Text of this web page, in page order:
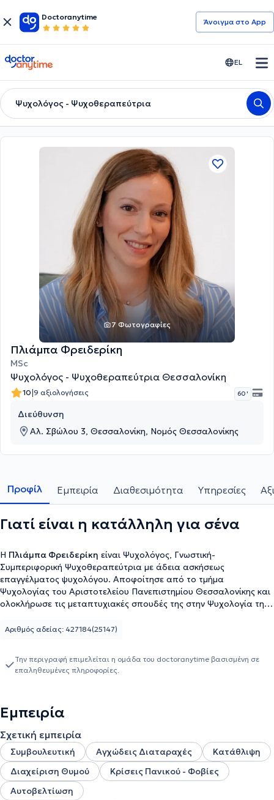
Doctoranytime
Άνοιγμα στο App
doctoranytime EL
Ψυχολόγος - Ψυχοθεραπεύτρια
7 Φωτογραφίες
Πλιάμπα Φρειδερίκη
MSc
Ψυχολόγος - Ψυχοθεραπεύτρια Θεσσαλονίκη
10|9 αξιολογήσεις 60 '
Διεύθυνση
Αλ. Σβώλου 3, Θεσσαλονίκη, Νομός Θεσσαλονίκης
Προφίλ Εμπειρία Διαθεσιμότητα Υπηρεσίες
Γιατί είναι η κατάλληλη για σένα
H Πλιάμπα Φρειδερίκη είναι Ψυχολόγος, Γνωστική-
Συμπεριφορική Ψυχοθεραπεύτρια με άδεια ασκήσεως
επαγγέλματος ψυχολόγου. Αποφοίτησε από το τμήμα
Ψυχολογίας του Αριστοτελείου Πανεπιστημίου Θεσσαλονίκης και
ολοκλήρωσε τις μεταπτυχιακές σπουδές της στην Ψυχολογία της
Νότιγχαμ (University of Nottingham).Ειδικεύεται στη Γνωστική
τις υπηρεσίες της εθελοντικά και στο πλαίσιο εκμάθησης στην
κοινωνική μη κυβερνητική οργάνωση ΑΡΣΙΣ, στην Α’
εποπτεία. Από το 2023 διατηρεί ιδιωτικό γραφείο.
Αριθμός αδείας: 427184(25147)
Την περιγραφή επιμελείται η ομάδα του doctoranytime βασισμένη σε
επαληθευμένες πληροφορίες.
Εμπειρία
Σχετική εμπειρία
Συμβουλευτική Αγχώδεις Διαταραχές
Κατάθλιψη
Διαχείριση Θυμού
Κρίσεις Πανικού - Φοβίες
Αυτοβελτίωση